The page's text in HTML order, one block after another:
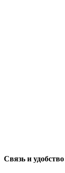
Связь и удобство